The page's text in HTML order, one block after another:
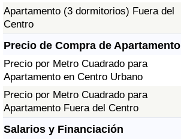
Apartamento (3 dormitorios) Fuera del
Centro
Precio de Compra de Apartamento
Precio por Metro Cuadrado para
Apartamento en Centro Urbano
Precio por Metro Cuadrado para
Apartamento Fuera del Centro
Salarios y Financiación
Calificación del Índice de Criminalidad
(Actual)
Índice de Criminalidad